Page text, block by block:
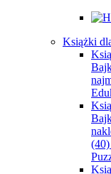
Książki
(40)